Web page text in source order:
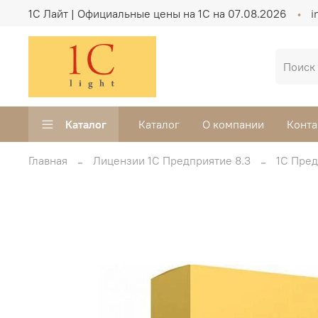
1C Лайт | Официальные цены на 1С на 07.08.2026
Каталог Каталог О компании
Главная Лицензии 1С Предприятие 8.3 1С